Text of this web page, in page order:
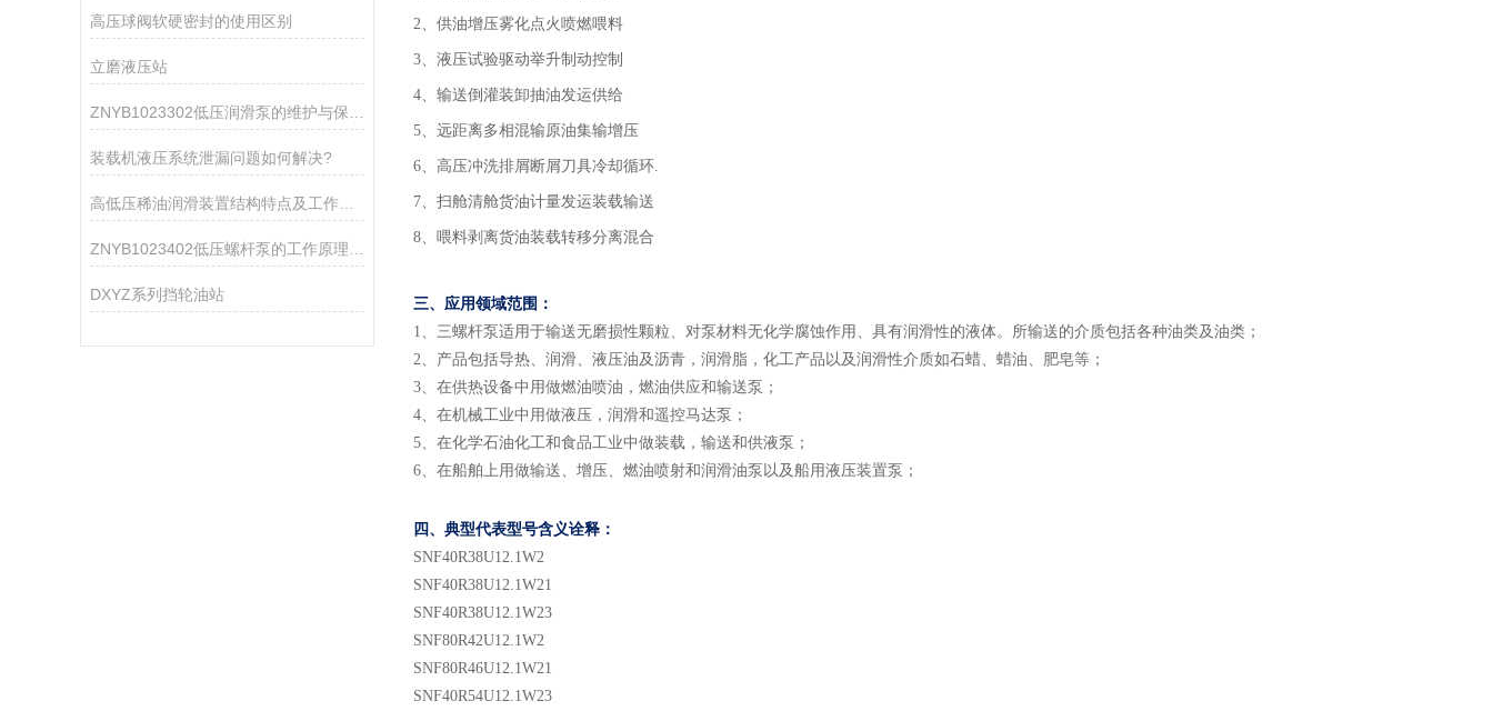
高压球阀软硬密封的使用区别
立磨液压站
装载机液压系统泄漏问题如何解决?
高低压稀油润滑装置结构特点及工作原理
DXYZ系列挡轮油站
2、供油增压雾化点火喷燃喂料
3、液压试验驱动举升制动控制
4、输送倒灌装卸抽油发运供给
5、远距离多相混输原油集输增压
6、高压冲洗排屑断屑刀具冷却循环.
7、扫舱清舱货油计量发运装载输送
8、喂料剥离货油装载转移分离混合
三、应用领域范围 ：
1、 三螺杆泵适用于输送无磨损性颗粒、对泵材料无化学腐蚀作用、具有润滑性的液体。所输送的介质包括各种油类及油类；
2、 产品包括导热、润滑、液压油及沥青，润滑脂，化工产品以及润滑性介质如石蜡、蜡油、肥皂等；
3、 在供热设备中用做燃油喷油，燃油供应和输送泵；
4、 在机械工业中用做液压，润滑和遥控马达泵；
5、 在化学石油化工和食品工业中做装载，输送和供液泵；
6、 在船舶上用做输送、增压、燃油喷射和润滑油泵以及船用液压装置泵；
四、典型代表型号含义诠释：
SNF40R38U12.1W2
SNF40R38U12.1W21
SNF40R38U12.1W23
SNF80R42U12.1W2
SNF80R46U12.1W21
SNF40R54U12.1W23